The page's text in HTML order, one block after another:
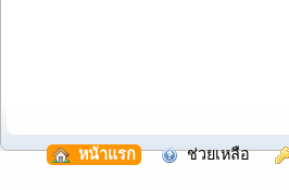
หน้าแรก ช่วยเหลือ